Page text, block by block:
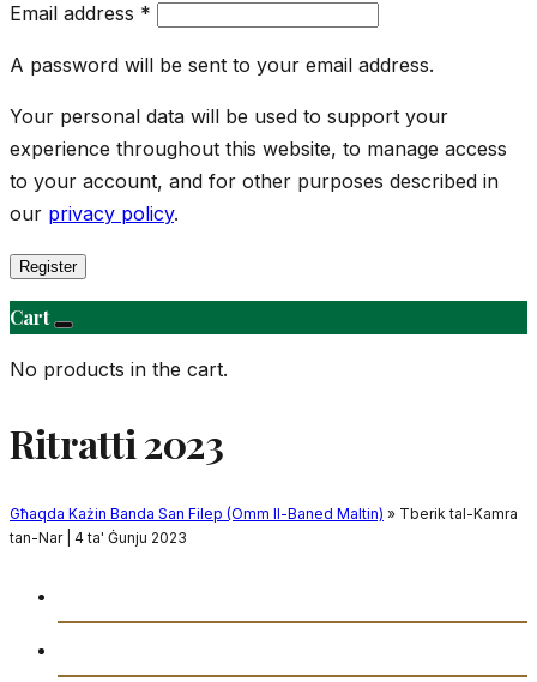
Email address *
A password will be sent to your email address.
Your personal data will be used to support your
experience throughout this website, to manage access
to your account, and for other purposes described in
our privacy policy.
Register
Cart
No products in the cart.
Ritratti 2023
Għaqda Każin Banda San Filep (Omm Il-Baned Maltin) » Tberik tal-Kamra
tan-Nar | 4 ta' Ġunju 2023